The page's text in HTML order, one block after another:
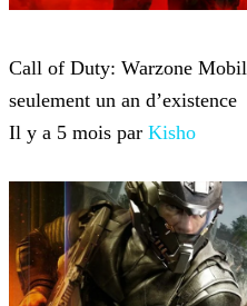
Call of Duty: Warzone
seulement un an d’existence
Il y a 5 mois par Kisho